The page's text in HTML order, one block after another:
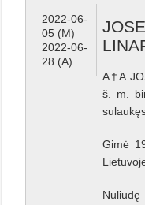
2022-06-
05 (M)
2022-06-
28 (A)
A†A
š. m.
Gimė